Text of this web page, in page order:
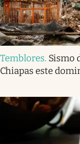
Temblores. Sismo
Chiapas este